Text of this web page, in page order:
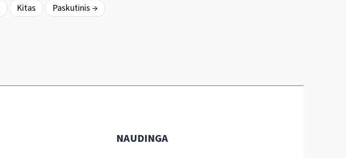
Kitas Paskutinis →
NAUDINGA